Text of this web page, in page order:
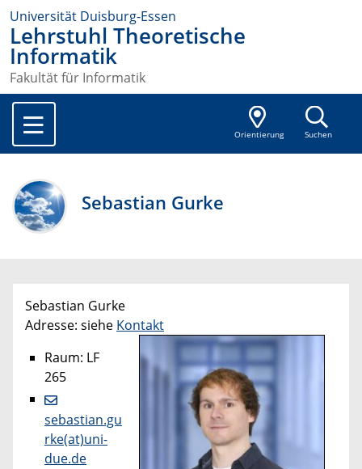
Universität Duisburg-Essen
Lehrstuhl Theoretische
Informatik
Fakultät für Informatik
Orientierung Suchen
Sebastian Gurke
Sebastian Gurke
Adresse: siehe Kontakt
Raum: LF
265
sebastian.gu
rke(at)uni-
due.de